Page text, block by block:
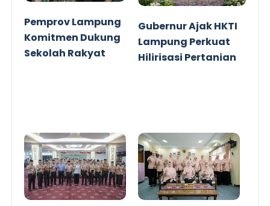
Pemprov Lampung
Komitmen Dukung
Sekolah Rakyat
Gubernur Ajak HKTI
Lampung Perkuat
Hilirisasi Pertanian